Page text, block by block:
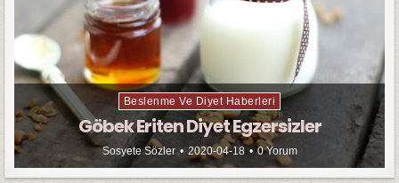
Beslenme Ve Diyet Haberleri
Göbek Eriten Diyet Egzersizler
Sosyete Sözler 2020-04-18 0 Yorum